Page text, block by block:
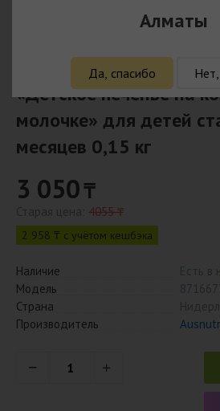
Kabrita Растворимое
«Детское печенье на
молочке» для детей
месяцев 0,15 кг
3 050₸
4055 ₸
2 958 ₸ с учётом кешбэка
Наличие
Есть в
Модель
Страна
Производитель
Алматы
Да, спасибо